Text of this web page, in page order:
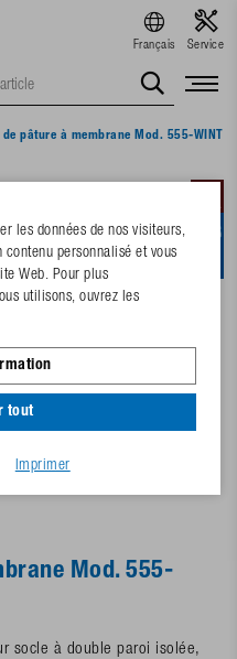
Français Service
de pâture à membrane Mod. 555-
Mod. 555-
socle à double paroi isolée,
les données de nos visiteurs,
personnalisé et vous
Web. Pour plus
utilisons, ouvrez les
tout
Imprimer